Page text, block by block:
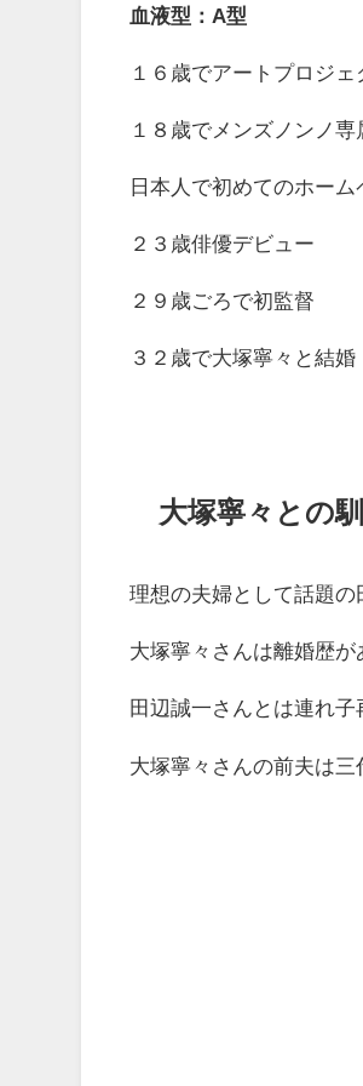
血液型：A型
１６歳でアートプロジ
１８歳でメンズノンノ
日本人で初めてのホーム
２３歳俳優デビュー
２９歳ごろで初監督
３２歳で大塚寧々と結婚
大塚寧々との
理想の夫婦として話題
大塚寧々さんは離婚歴が
田辺誠一さんとは連れ子
大塚寧々さんの前夫は